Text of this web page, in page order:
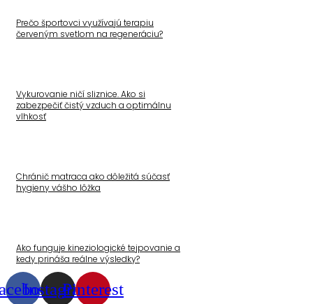
Prečo športovci využívajú terapiu
červeným svetlom na regeneráciu?
Vykurovanie ničí sliznice. Ako si
zabezpečiť čistý vzduch a optimálnu
vlhkosť
Chránič matraca ako dôležitá súčasť
hygieny vášho lôžka
Ako funguje kineziologické tejpovanie a
kedy prináša reálne výsledky?
InstagramPinterest